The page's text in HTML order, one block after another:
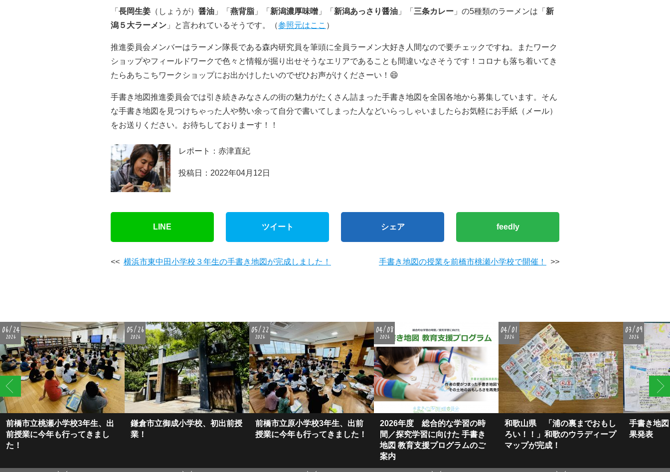
「 長岡生姜 （しょうが） 醤油 」「 燕背脂 」「 新潟濃厚味噌 」「 新潟あっさり醤油 」「 三条カレー 」の5種類のラーメンは「 新
潟５大ラーメン 」と言われているそうです。（参照元はここ ）
推進委員会メンバーはラーメン隊長である森内研究員を筆頭に全員ラーメン大好き人間なので要チェックですね。またワーク
ショップやフィールドワークで色々と情報が掘り出せそうなエリアであることも間違いなさそうです！コロナも落ち着いてき
たらあちこちワークショップにお出かけしたいのでぜひお声がけくださーい！😄
手書き地図推進委員会では引き続きみなさんの街の魅力がたくさん詰まった手書き地図を全国各地から募集しています。そん
な手書き地図を見つけちゃった人や勢い余って自分で書いてしまった人などいらっしゃいましたらお気軽にお手紙（メール）
をお送りください。お待ちしておりまーす！！
レポート：赤津直紀
投稿日：2022年04月12日
LINE ツイート シェア feedly
<< 横浜市東中田小学校３年生の手書き地図が完成しました！ 手書き地図の授業を前橋市桃瀬小学校で開催！ >>
06/24
2026
前橋市立桃瀬小学校3年生、出
前授業に今年も行ってきまし
た！
05/26
2026
鎌倉市立御成小学校、初出前授
業！
05/22
2026
前橋市立原小学校3年生、出前
授業に今年も行ってきました！
04/08
2026
2026年度 総合的な学習の時
間／探究学習に向けた ⼿書き
地図 教育⽀援プログラムのご
案内
04/01
2026
和歌山県 「浦の裏までおもし
ろい！！」和歌のウラディープ
マップが完成！
03/09
2026
手書き地
果発表